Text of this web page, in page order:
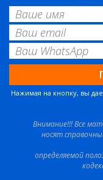
Нажимая на кнопку, вы
Внимание!!! Все
носят
определяемой